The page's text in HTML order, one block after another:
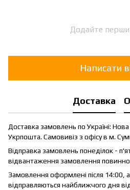
Додайте
Написати
Доставка
Доставка замовлень по Україні:
Укрпошта. Самовивіз з офісу в м.
Відправка замовлень понеділок -
відвантаження замовлення
Замовлення оформлені після 14:00,
відправляються найближчого дня